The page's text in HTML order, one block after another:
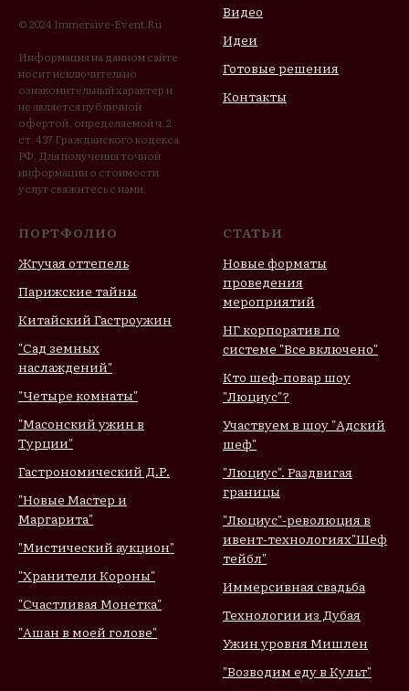
© 2024 Immersive-Event.Ru
Информация на данном сайте
носит исключительно
ознакомительный характер и
не является публичной
офертой, определяемой ч. 2
ст. 437 Гражданского кодекса
РФ. Для получения точной
информации о стоимости
услуг свяжитесь с нами.
Видео
Идеи
Готовые решения
Контакты
ПОРТФОЛИО
Жгучая оттепель
Парижские тайны
Китайский Гастроужин
"Сад земных
наслаждений"
"Четыре комнаты"
"Масонский ужин в
Турции"
Гастрономический Д.Р.
"Новые Мастер и
Маргарита"
"Мистический аукцион"
"Хранители Короны"
"Счастливая Монетка"
"Ашан в моей голове"
СТАТЬИ
Новые форматы
проведения
мероприятий
НГ корпоратив по
системе "Все включено"
Кто шеф-повар шоу
"Люциус"?
Участвуем в шоу "Адский
шеф"
"Люциус". Раздвигая
границы
"Люциус"-революция в
ивент-технологиях"Шеф
тейбл"
Иммерсивная свадьба
Технологии из Дубая
Ужин уровня Мишлен
"Возводим еду в Культ"